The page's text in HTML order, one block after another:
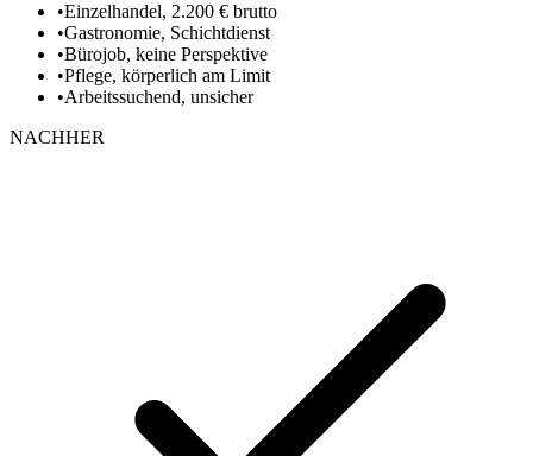
•Einzelhandel, 2.200 € brutto
•Gastronomie, Schichtdienst
•Bürojob, keine Perspektive
•Pflege, körperlich am Limit
•Arbeitssuchend, unsicher
NACHHER